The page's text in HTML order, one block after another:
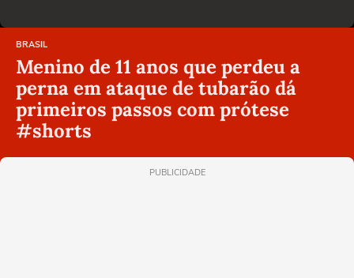
BRASIL
Menino de 11 anos que perdeu a
perna em ataque de tubarão dá
primeiros passos com prótese
#shorts
PUBLICIDADE